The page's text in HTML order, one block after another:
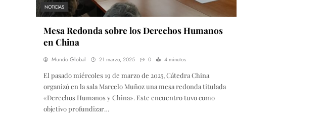
NOTICIAS
Mesa Redonda sobre los Derechos Humanos
en China
Mundo Global 21 marzo, 2025 0 4 minutos
El pasado miércoles 19 de marzo de 2025, Cátedra China
organizó en la sala Marcelo Muñoz una mesa redonda titulada
«Derechos Humanos y China». Este encuentro tuvo como
objetivo profundizar…